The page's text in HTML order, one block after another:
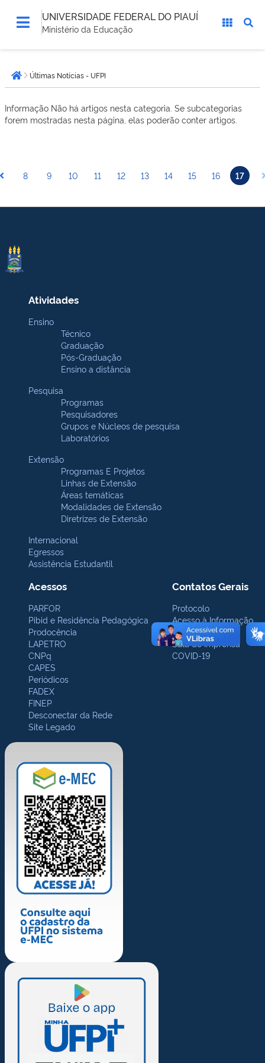
UNIVERSIDADE FEDERAL DO PIAUÍ
Ministério da Educação
está
aqui:Página inicial
Últimas Notícias - UFPI
Informação Não há artigos nesta categoria. Se subcategorias
forem mostradas nesta página, elas poderão conter artigos.
8 9 10 11 12 13 14 15 16 17
Atividades
Ensino
Técnico
Graduação
Pós-Graduação
Ensino a distância
Pesquisa
Programas
Pesquisadores
Grupos e Núcleos de pesquisa
Laboratórios
Extensão
Programas E Projetos
Linhas de Extensão
Áreas temáticas
Modalidades de Extensão
Diretrizes de Extensão
Internacional
Egressos
Assistência Estudantil
Acessos
PARFOR
Pibid e Residência Pedagógica
Prodocência
LAPETRO
CNPq
CAPES
Periódicos
FADEX
FINEP
Desconectar da Rede
Site Legado
Contatos Gerais
Protocolo
Acesso à Informação
Ouvidoria
Sala de Imprensa
COVID-19